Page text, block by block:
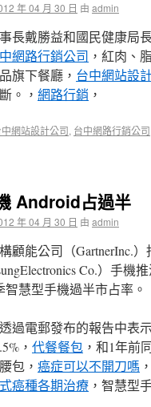
年 04 月 30 日 由 admin
長戴勝益和國民健康局
網路行銷公司 ，紅肉、
旗下餐廳， 台中網站設
。， 網路行銷 ，
中網站設計公司, 台中網路行銷公司
Android占過半
年 04 月 30 日 由 admin
顧能公司（GartnerInc.）
Co.）手機
智慧型手機過半市占率。
過電郵發布的報告中表
， 代餐餐包 ，和1年前
包， 癌症可以不開刀嗎
癌種各期治療 ，智慧型